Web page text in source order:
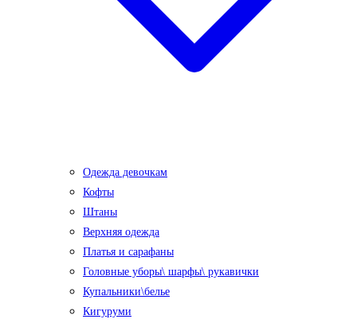
Одежда девочкам
Кофты
Штаны
Верхняя одежда
Платья и сарафаны
Головные уборы\ шарфы\ рукавички
Купальники\белье
Кигуруми